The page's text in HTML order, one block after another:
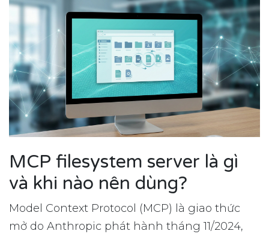
MCP filesystem server là gì
và khi nào nên dùng?
Model Context Protocol (MCP) là giao thức
mở do Anthropic phát hành tháng 11/2024,